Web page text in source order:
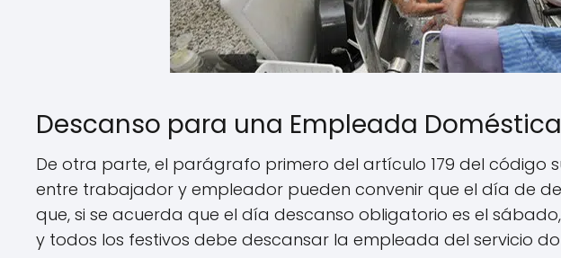
Descanso para una Empleada
De otra parte, el parágrafo primero del artículo 179 del código
entre trabajador y empleador pueden convenir que el día de
que, si se acuerda que el día descanso obligatorio es el
y todos los festivos debe descansar la empleada del servicio